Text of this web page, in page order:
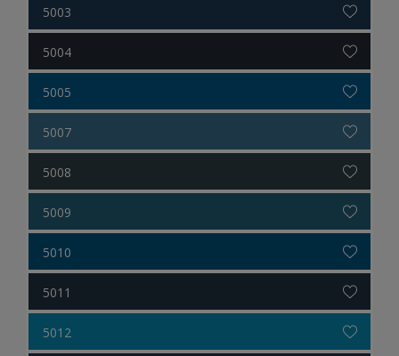
5003
5004
5005
5007
5008
5009
5010
5011
5012